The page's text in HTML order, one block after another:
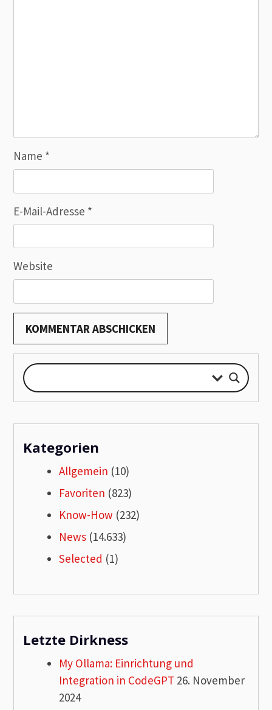
Name *
E-Mail-Adresse *
Website
Kategorien
Allgemein (10)
Favoriten (823)
Know-How (232)
News (14.633)
Selected (1)
Letzte Dirkness
My Ollama: Einrichtung und
Integration in CodeGPT 26. November
2024